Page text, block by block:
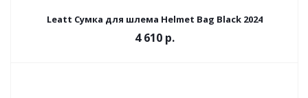
Leatt Сумка для шлема Helmet Bag Black 2024
4 610 р.